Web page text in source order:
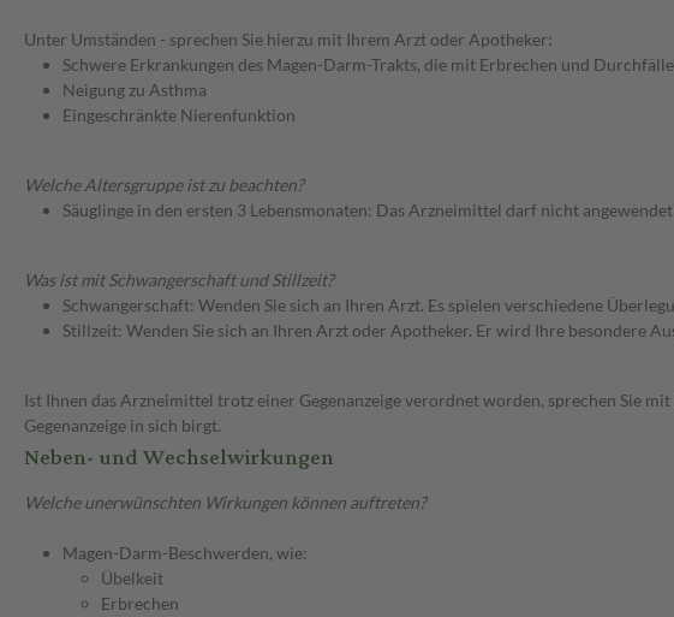
Unter Umständen - sprechen Sie hierzu mit Ihrem Arzt oder Apotheker:
Schwere Erkrankungen des Magen-Darm-Trakts, die mit Erbrechen und
Neigung zu Asthma
Eingeschränkte Nierenfunktion
Welche Altersgruppe ist zu beachten?
Säuglinge in den ersten 3 Lebensmonaten: Das Arzneimittel darf nicht
Was ist mit Schwangerschaft und Stillzeit?
Schwangerschaft: Wenden Sie sich an Ihren Arzt. Es spielen verschiedene
Stillzeit: Wenden Sie sich an Ihren Arzt oder Apotheker. Er wird Ihre besondere
Ist Ihnen das Arzneimittel trotz einer Gegenanzeige verordnet worden, sprechen Sie
Gegenanzeige in sich birgt.
Neben- und Wechselwirkungen
Welche unerwünschten Wirkungen können auftreten?
Magen-Darm-Beschwerden, wie:
Übelkeit
Erbrechen